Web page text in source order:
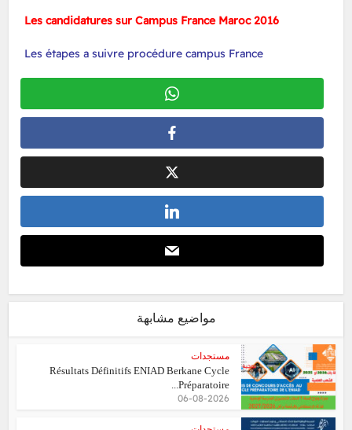
Les candidatures sur Campus France Maroc 2016
Les étapes a suivre procédure campus France
مواضيع مشابهة
مستجدات
Résultats Définitifs ENIAD Berkane Cycle
Préparatoire...
06-08-2026